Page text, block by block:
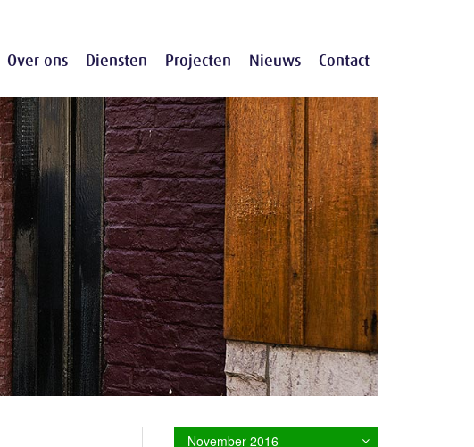
Over ons Diensten Projecten Nieuws Contact
November 2016